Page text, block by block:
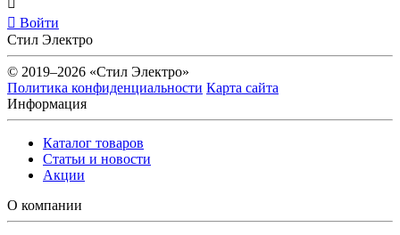
Войти
Стил Электро
© 2019–2026 «Стил Электро»
Политика конфиденциальности Карта сайта
Информация
Каталог товаров
Статьи и новости
Акции
О компании